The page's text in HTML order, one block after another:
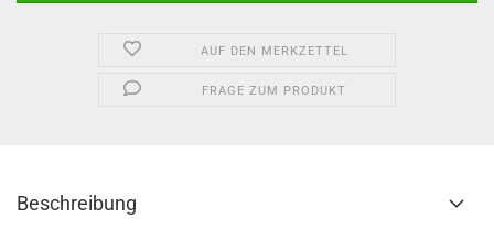
AUF DEN MERKZETTEL
FRAGE ZUM PRODUKT
Beschreibung